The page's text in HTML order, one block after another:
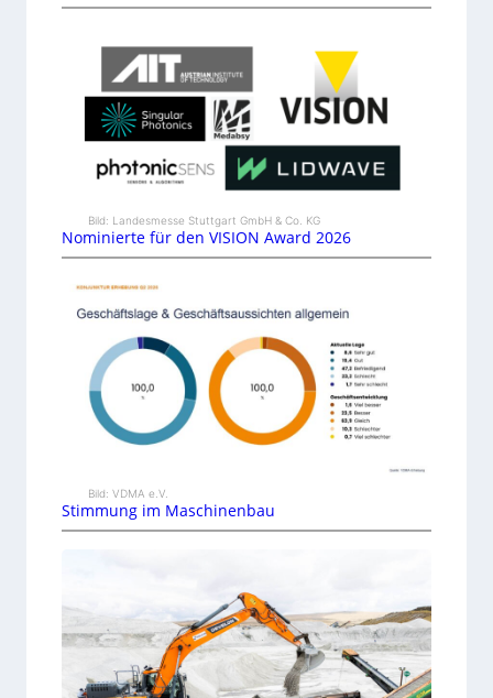
Bild: Landesmesse Stuttgart GmbH & Co. KG
Nominierte für den VISION Award 2026
Bild: VDMA e.V.
Stimmung im Maschinenbau